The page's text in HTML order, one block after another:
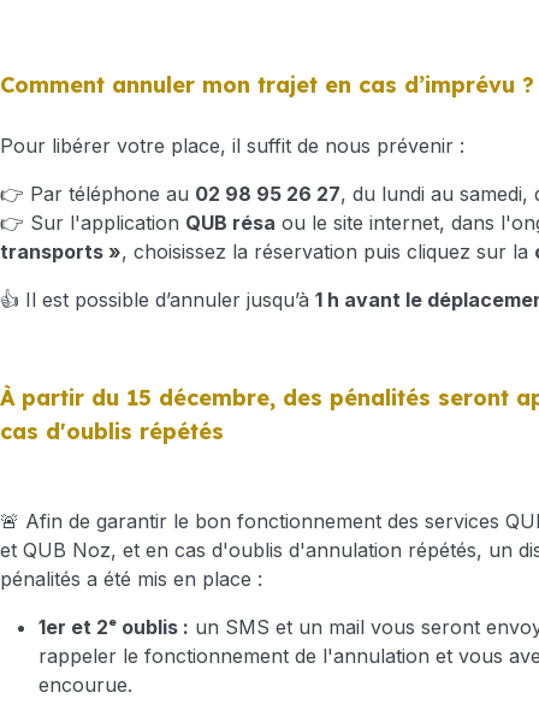
Comment annuler mon trajet en cas d’imprévu ?
Pour libérer votre place, il suffit de nous prévenir :
👉 Par téléphone au 02 98 95 26 27, du lundi au samedi,
👉 Sur l'application QUB résa ou le site internet, dans
transports », choisissez la réservation puis cliquez sur la
👍 Il est possible d’annuler jusqu’à 1 h avant le
À partir du 15 décembre, des pénalités seront
cas d'oublis répétés
🚨 Afin de garantir le bon fonctionnement des services
et QUB Noz, et en cas d'oublis d'annulation répétés, un
pénalités a été mis en place :
1er et 2ᵉ oublis : un SMS et un mail vous seront
rappeler le fonctionnement de l'annulation et vous
encourue.